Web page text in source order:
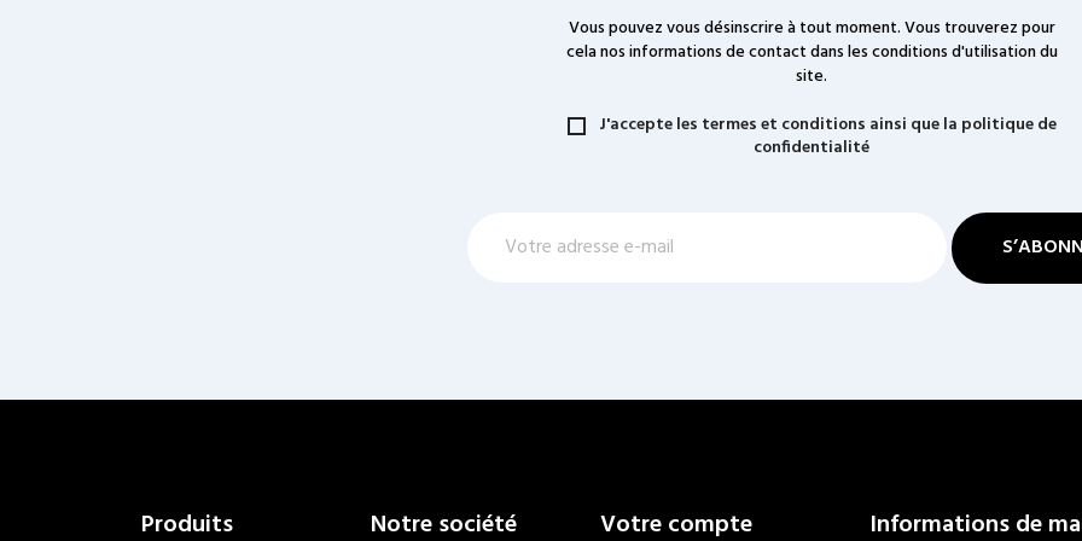
Vous pouvez vous désinscrire à tout moment. Vous trouverez pour
cela nos informations de contact dans les conditions d'utilisation du
site.
J'accepte les termes et conditions ainsi que la politique de
confidentialité
Produits Notre société Votre compte Informations de